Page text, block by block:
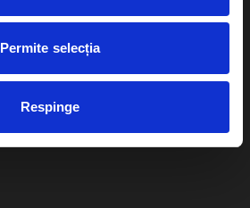
Permite selecția
Respinge
Livrare prin curier
Duplicare bilete